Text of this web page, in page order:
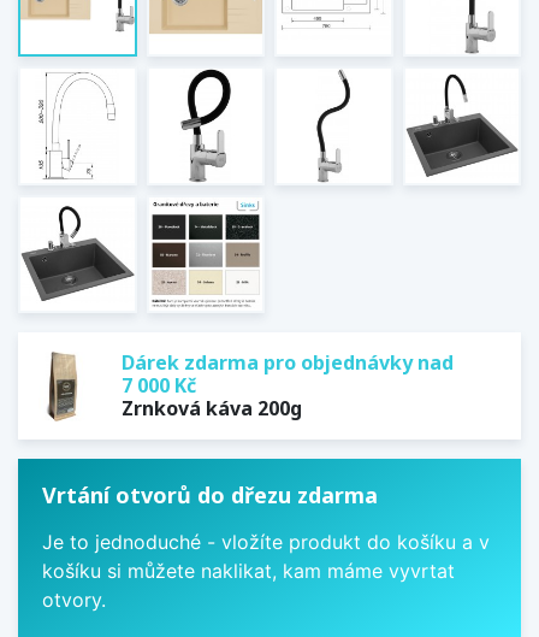
Dárek zdarma pro objednávky nad
7 000 Kč
Zrnková káva 200g
Vrtání otvorů do dřezu zdarma
Je to jednoduché - vložíte produkt do košíku a v
košíku si můžete naklikat, kam máme vyvrtat
otvory.